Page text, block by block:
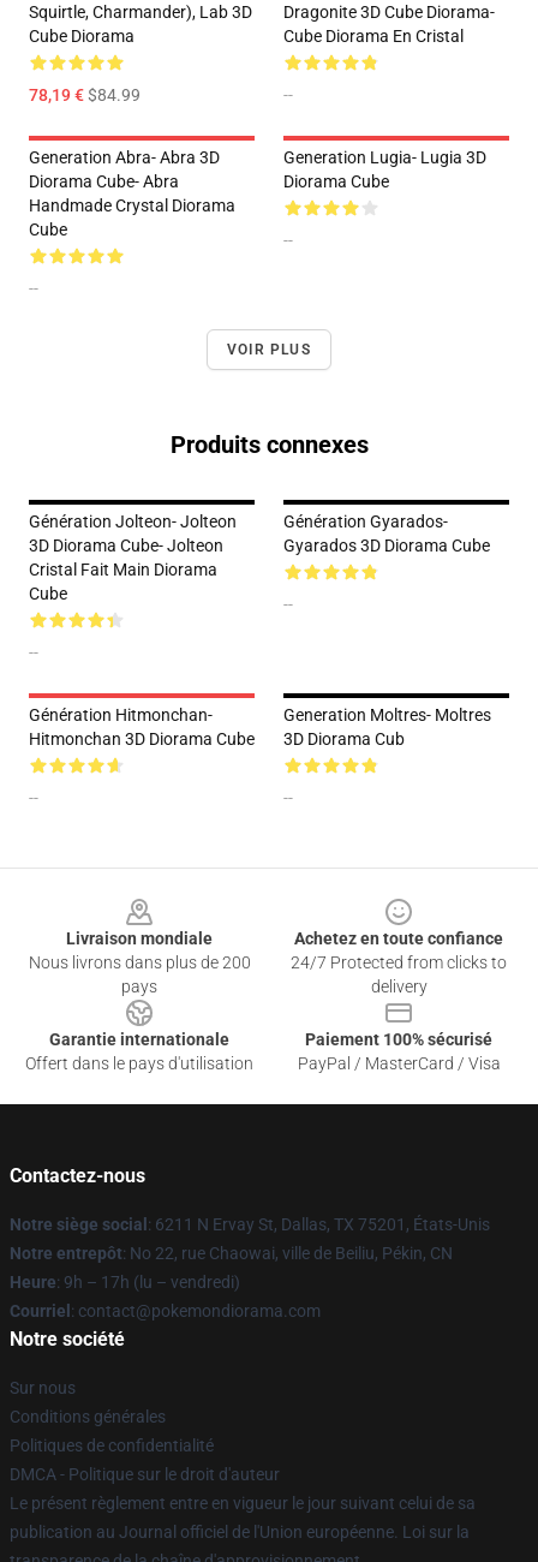
Squirtle, Charmander), Lab 3D
Cube Diorama
78,19 €$84.99
Dragonite 3D Cube Diorama-
Cube Diorama En Cristal
--
Generation Abra- Abra 3D
Diorama Cube- Abra
Handmade Crystal Diorama
Cube
--
Generation Lugia- Lugia 3D
Diorama Cube
--
VOIR PLUS
Produits connexes
Génération Jolteon- Jolteon
3D Diorama Cube- Jolteon
Cristal Fait Main Diorama
Cube
--
Génération Gyarados-
Gyarados 3D Diorama Cube
--
Génération Hitmonchan-
Hitmonchan 3D Diorama Cube
--
Generation Moltres- Moltres
3D Diorama Cub
--
Livraison mondiale
Nous livrons dans plus de 200
pays
Achetez en toute confiance
24/7 Protected from clicks to
delivery
Garantie internationale
Offert dans le pays d'utilisation
Paiement 100% sécurisé
PayPal / MasterCard / Visa
Contactez-nous
Notre siège social : 6211 N Ervay St, Dallas, TX 75201, États-Unis
Notre entrepôt: No 22, rue Chaowai, ville de Beiliu, Pékin, CN
Heure: 9h – 17h (lu – vendredi)
Courriel : contact@pokemondiorama.com
Notre société
Sur nous
Conditions générales
Politiques de confidentialité
DMCA - Politique sur le droit d'auteur
Le présent règlement entre en vigueur le jour suivant celui de sa
publication au Journal officiel de l'Union européenne. Loi sur la